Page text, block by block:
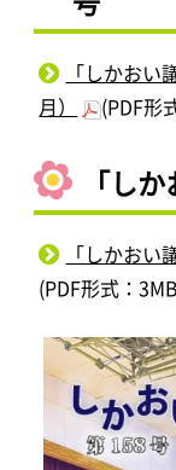
「しかお
月）
(PDF形
「し
「しかおい
(PDF形式：